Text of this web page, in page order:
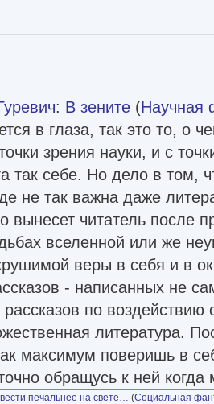
: В зените (Научная
в глаза, так это то, о
зрения науки, и с
так себе. Но дело в том,
не так важна даже
вынесет читатель после
вселенной или же
веры в себя и в
- написанных не
по воздействию
литература.
максимум поверишь в
обращусь к ней когда
печальнее на свете… (Социальная